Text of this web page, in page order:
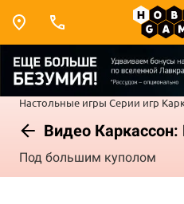
Настольные игры Серии игр
Видео
Под большим куполом